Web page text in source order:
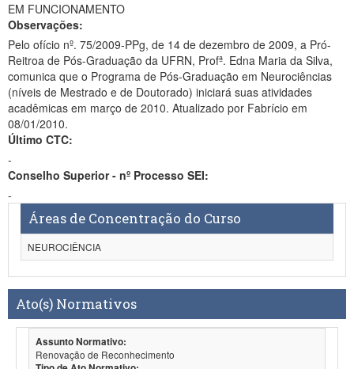
EM FUNCIONAMENTO
Observações:
Pelo ofício nº. 75/2009-PPg, de 14 de dezembro de 2009, a Pró-
Reitroa de Pós-Graduação da UFRN, Profª. Edna Maria da Silva,
comunica que o Programa de Pós-Graduação em Neurociências
(níveis de Mestrado e de Doutorado) iniciará suas atividades
acadêmicas em março de 2010. Atualizado por Fabrício em
08/01/2010.
Último CTC:
-
Conselho Superior - nº Processo SEI:
-
Áreas de Concentração do Curso
NEUROCIÊNCIA
Ato(s) Normativos
Assunto Normativo:
Renovação de Reconhecimento